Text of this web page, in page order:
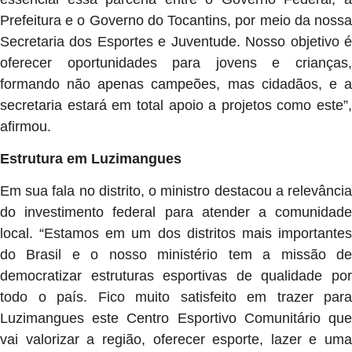
Prefeitura e o Governo do Tocantins, por meio da nossa
Secretaria dos Esportes e Juventude. Nosso objetivo é
oferecer oportunidades para jovens e crianças,
formando não apenas campeões, mas cidadãos, e a
secretaria estará em total apoio a projetos como este”,
afirmou.
Estrutura em Luzimangues
Em sua fala no distrito, o ministro destacou a relevância
do investimento federal para atender a comunidade
local. “Estamos em um dos distritos mais importantes
do Brasil e o nosso ministério tem a missão de
democratizar estruturas esportivas de qualidade por
todo o país. Fico muito satisfeito em trazer para
Luzimangues este Centro Esportivo Comunitário que
vai valorizar a região, oferecer esporte, lazer e uma